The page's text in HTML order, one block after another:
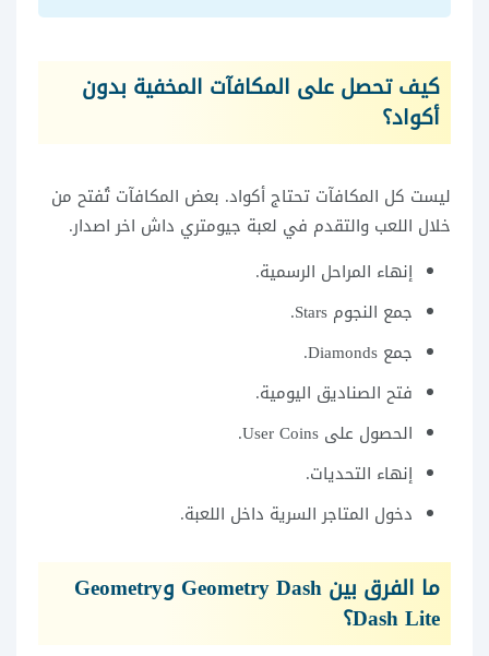
كيف تحصل على المكافآت المخفية بدون
أكواد؟
ليست كل المكافآت تحتاج أكواد. بعض المكافآت تُفتح من
خلال اللعب والتقدم في لعبة جيومتري داش اخر اصدار.
إنهاء المراحل الرسمية.
جمع النجوم Stars.
جمع Diamonds.
فتح الصناديق اليومية.
الحصول على User Coins.
إنهاء التحديات.
دخول المتاجر السرية داخل اللعبة.
ما الفرق بين Geometry Dash وGeometry
Dash Lite؟